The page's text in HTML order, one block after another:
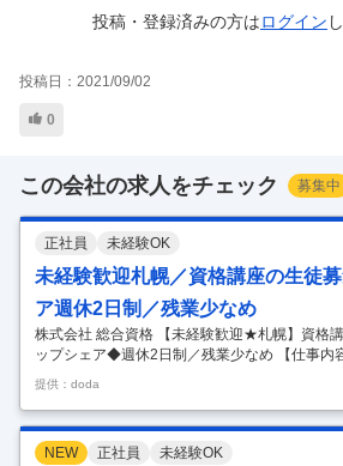
投稿・登録済みの方はログイン
投稿日： 2021/09/02
0
この会社の求人をチェック 募集中
正社員 未経験OK
未経験歓迎札幌／資格講座の生徒
ア週休2日制／残業少なめ
株式会社 総合資格 【未経験歓迎★札幌】資格
ップシェア◆週休2日制／残業少なめ 【仕事
幌】資格講座の生徒募集 ◎業界トップシェア◆
【具体的な仕事内容】 【知名度・実績抜群×
講座で顧客ニーズインセン＋固定給で【稼ぐ
目平均年収626 万円／脱年功序列！で早期キャ
の概要 全国で展開するライセンススクール「総
提供：doda
NEW 正社員 未経験OK